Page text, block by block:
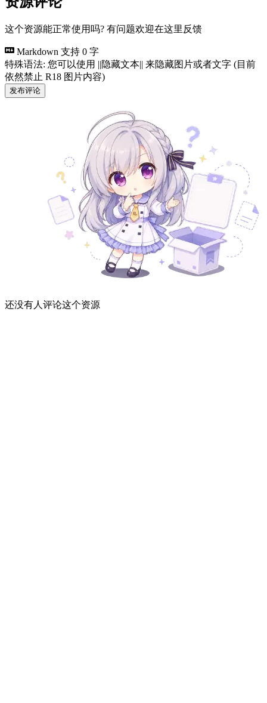
这个资源能正常使用吗? 有问题欢迎在这里反馈
Markdown 支持 0 字
特殊语法: 您可以使用 ||隐藏文本|| 来隐藏图片或者文字 (目前
依然禁止 R18 图片内容)
发布评论
还没有人评论这个资源